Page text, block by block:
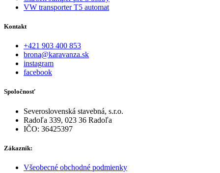
VW transporter T5 automat
Kontakt
+421 903 400 853
brona@karavanza.sk
instagram
facebook
Spoločnosť
Severoslovenská stavebná, s.r.o.
Radoľa 339, 023 36 Radoľa
IČO: 36425397
Zákazník:
Všeobecné obchodné podmienky